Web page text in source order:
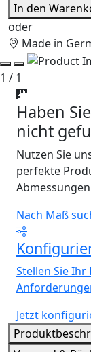
In den
oder
Made in
1 / 1
Haben
nicht
Nutzen Sie
perfekte
Nach Maß
Stellen Sie
Jetzt